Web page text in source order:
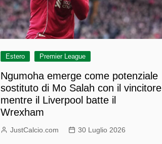
Estero Premier League
Ngumoha emerge come potenziale
sostituto di Mo Salah con il vincitore
mentre il Liverpool batte il
Wrexham
JustCalcio.com 30 Luglio 2026